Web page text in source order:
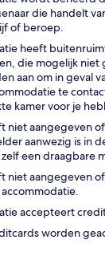
die handelt
of beroep.
heeft
die mogelijk niet
aan om in geval
te
kamer voor je
niet aangegeven
aanwezig is in
een draagbare
niet aangegeven
accepteert
worden